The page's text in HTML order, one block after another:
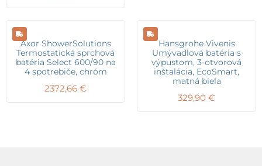
Axor ShowerSolutions
Termostatická sprchová
batéria Select 600/90 na
4 spotrebiče, chróm
2372,66 €
Hansgrohe Vivenis
Umývadlová batéria s
výpustom, 3-otvorová
inštalácia, EcoSmart,
matná biela
329,90 €